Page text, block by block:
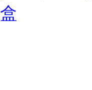
盒